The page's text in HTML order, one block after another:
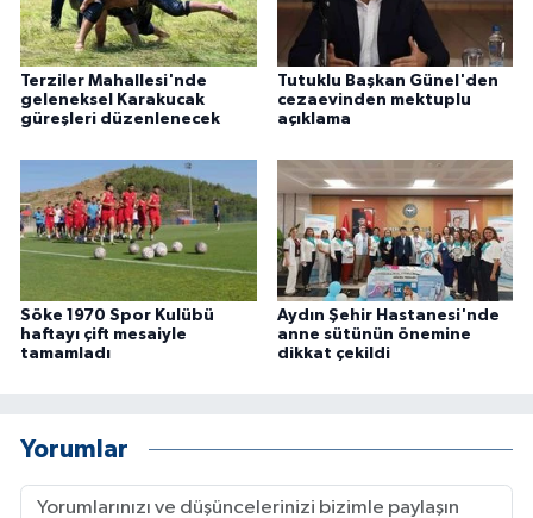
Terziler Mahallesi'nde
geleneksel Karakucak
güreşleri düzenlenecek
Tutuklu Başkan Günel'den
cezaevinden mektuplu
açıklama
Söke 1970 Spor Kulübü
haftayı çift mesaiyle
tamamladı
Aydın Şehir Hastanesi'nde
anne sütünün önemine
dikkat çekildi
Yorumlar